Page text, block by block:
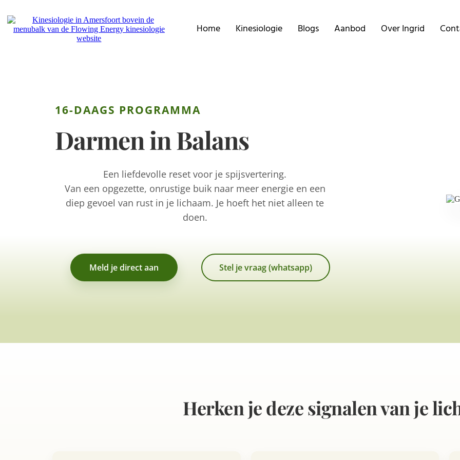
Home Kinesiologie Blogs Aanbod Over Ingrid
16-DAAGS PROGRAMMA
Darmen in Balans
Een liefdevolle reset voor je spijsvertering.
Van een opgezette, onrustige buik naar meer energie en een
diep gevoel van rust in je lichaam. Je hoeft het niet alleen te
doen.
Meld je direct aan Stel je vraag (whatsapp)
Herken je deze signalen van je